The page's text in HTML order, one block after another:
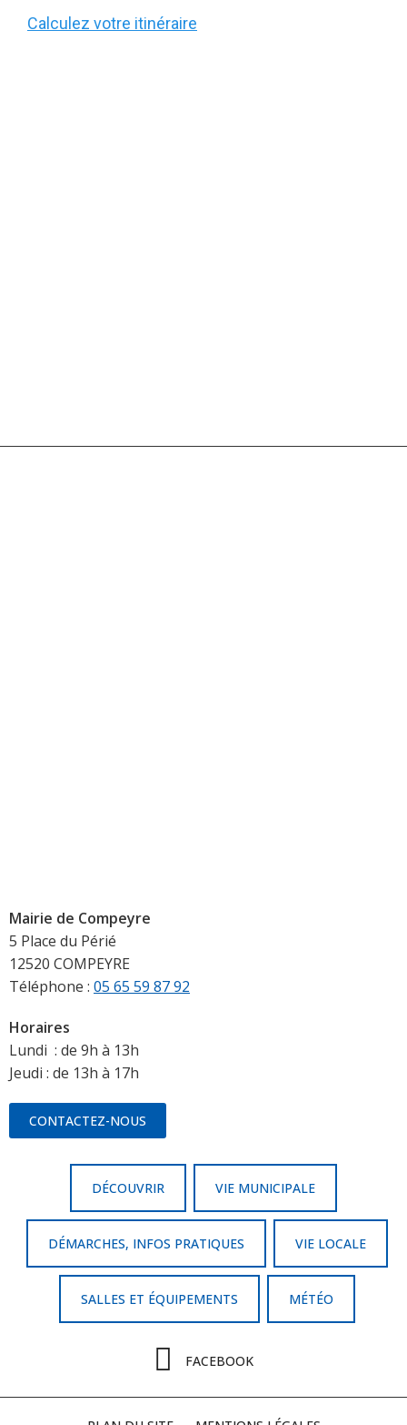
Calculez votre itinéraire
Mairie de Compeyre
5 Place du Périé
12520 COMPEYRE
Téléphone : 05 65 59 87 92
Horaires
Lundi : de 9h à 13h
Jeudi : de 13h à 17h
CONTACTEZ-NOUS
DÉCOUVRIR VIE MUNICIPALE
DÉMARCHES, INFOS PRATIQUES VIE LOCALE
SALLES ET ÉQUIPEMENTS MÉTÉO
FACEBOOK